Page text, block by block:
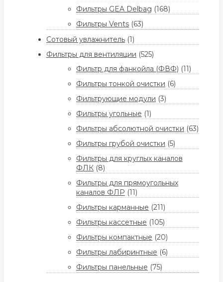
Фильтры GEA Delbag (168)
Фильтры Vents (63)
Сотовый увлажнитель (1)
Фильтры для вентиляции (525)
Фильтр для фанкойла (ФВФ) (11)
Фильтры тонкой очистки (6)
Фильтрующие модули (3)
Фильтры угольные (1)
Фильтры абсолютной очистки (63)
Фильтры грубой очистки (5)
Фильтры для круглых каналов
ФЛК (8)
Фильтры для прямоугольных
каналов ФЛР (11)
Фильтры карманные (211)
Фильтры кассетные (105)
Фильтры компактные (20)
Фильтры лабиринтные (6)
Фильтры панельные (75)